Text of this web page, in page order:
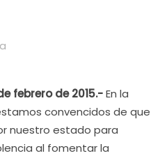
febrero de 2015.-En la
convencidos de que
nuestro estado para
al fomentar la